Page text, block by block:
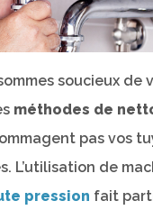
soucieux de
méthodes de
pas vos
L’utilisation de
pression fait